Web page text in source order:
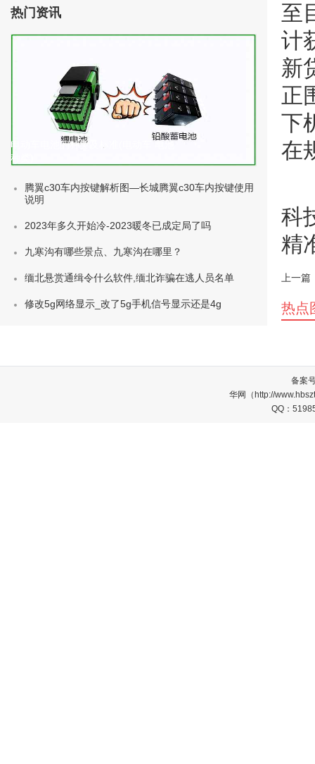
至
计
新
正
下
在
科
精
上一篇
热门资讯
电动车电池的种类及标准(电动车 电池
种类)
腾翼c30车内按键解析图—长城腾翼c30车内按键使用
说明
2023年多久开始冷-2023暖冬已成定局了吗
九寒沟有哪些景点、九寒沟在哪里？
缅北悬赏通缉令什么软件,缅北诈骗在逃人员名单
修改5g网络显示_改了5g手机信号显示还是4g 热点
备案
华网（http://
QQ：